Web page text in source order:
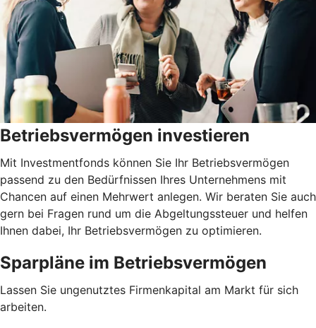
Betriebsvermögen investieren
Mit Investmentfonds können Sie Ihr Betriebsvermögen
passend zu den Bedürfnissen Ihres Unternehmens mit
Chancen auf einen Mehrwert anlegen. Wir beraten Sie auch
gern bei Fragen rund um die Abgeltungssteuer und helfen
Ihnen dabei, Ihr Betriebsvermögen zu optimieren.
Sparpläne im Betriebsvermögen
Lassen Sie ungenutztes Firmenkapital am Markt für sich
arbeiten.